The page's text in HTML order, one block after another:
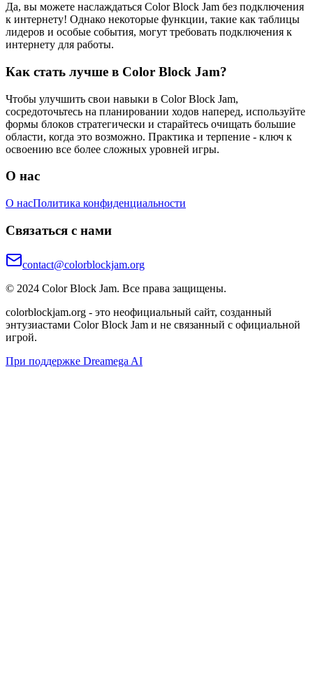
Да, вы можете наслаждаться Color Block Jam без подключения
к интернету! Однако некоторые функции, такие как таблицы
лидеров и особые события, могут требовать подключения к
интернету для работы.
Как стать лучше в Color Block Jam?
Чтобы улучшить свои навыки в Color Block Jam,
сосредоточьтесь на планировании ходов наперед, используйте
формы блоков стратегически и старайтесь очищать большие
области, когда это возможно. Практика и терпение - ключ к
освоению все более сложных уровней игры.
О нас
О насПолитика конфиденциальности
Связаться с нами
contact@colorblockjam.org
© 2024 Color Block Jam. Все права защищены.
colorblockjam.org - это неофициальный сайт, созданный
энтузиастами Color Block Jam и не связанный с официальной
игрой.
При поддержке Dreamega AI